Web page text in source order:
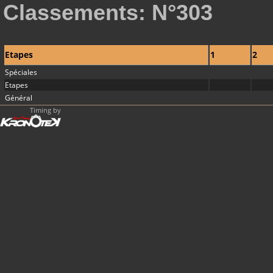
Classements: N°303
Etapes 1 2
Spéciales
Etapes
Général
Timing by